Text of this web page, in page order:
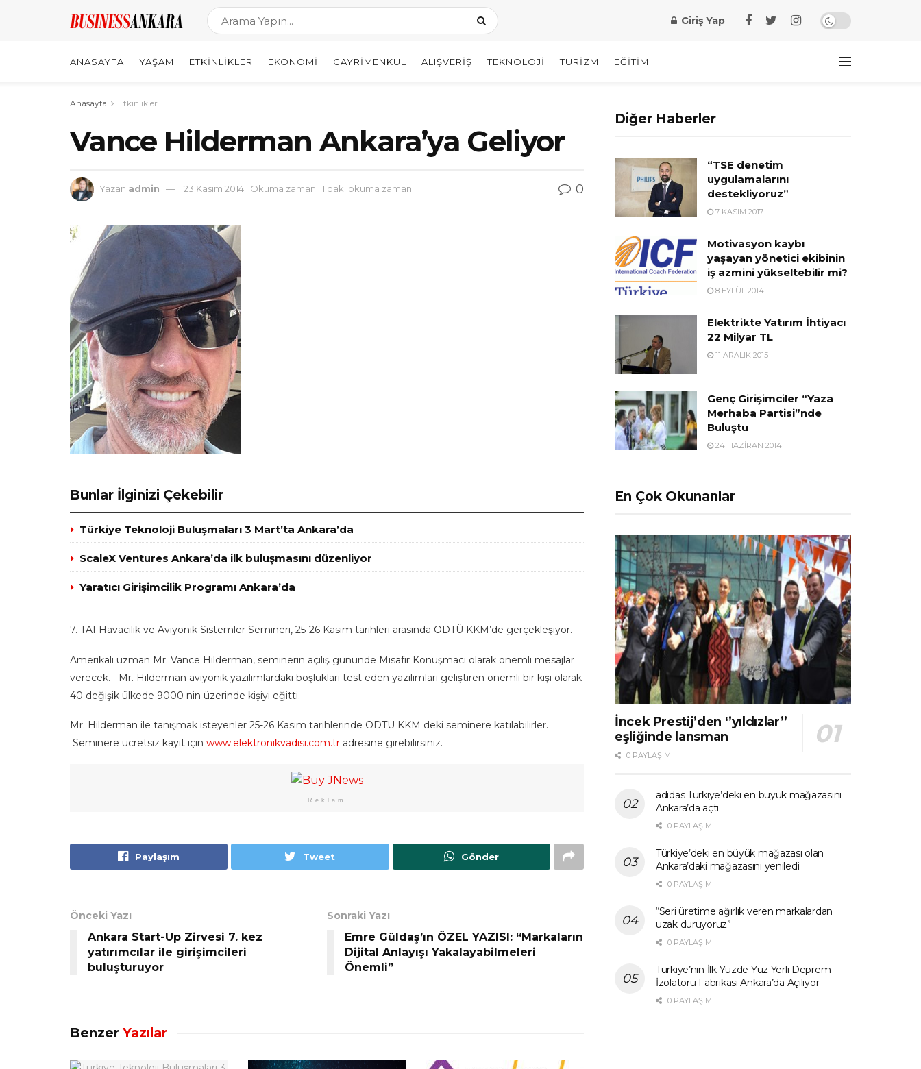
Giriş Yap
ANASAYFA YAŞAM ETKINLIKLER EKONOMI GAYRIMENKUL ALIŞVERIŞ TEKNOLOJI TURIZM EĞITIM
Anasayfa Etkinlikler
Vance Hilderman Ankara’ya Geliyor
Yazan admin 23 Kasım 2014 Okuma zamanı: 1 dak. okuma zamanı 0
Bunlar İlginizi Çekebilir
Türkiye Teknoloji Buluşmaları 3 Mart’ta Ankara’da
ScaleX Ventures Ankara’da ilk buluşmasını düzenliyor
Yaratıcı Girişimcilik Programı Ankara’da
7. TAI Havacılık ve Aviyonik Sistemler Semineri, 25-26 Kasım tarihleri arasında ODTÜ KKM’de gerçekleşiyor.
Amerikalı uzman Mr. Vance Hilderman, seminerin açılış gününde Misafir Konuşmacı olarak önemli mesajlar
verecek. Mr. Hilderman aviyonik yazılımlardaki boşlukları test eden yazılımları geliştiren önemli bir kişi olarak
40 değişik ülkede 9000 nin üzerinde kişiyi eğitti.
Mr. Hilderman ile tanışmak isteyenler 25-26 Kasım tarihlerinde ODTÜ KKM deki seminere katılabilirler.
Seminere ücretsiz kayıt için www.elektronikvadisi.com.tr adresine girebilirsiniz.
Reklam
Paylaşım Tweet Gönder
Önceki Yazı
Ankara Start-Up Zirvesi 7. kez
yatırımcılar ile girişimcileri
buluşturuyor
Sonraki Yazı
Emre Güldaş’ın ÖZEL YAZISI: “Markaların
Dijital Anlayışı Yakalayabilmeleri
Önemli”
Benzer Yazılar
Diğer Haberler
“TSE denetim
uygulamalarını
destekliyoruz”
7 KASIM 2017
Motivasyon kaybı
yaşayan yönetici ekibinin
iş azmini yükseltebilir mi?
8 EYLÜL 2014
Elektrikte Yatırım İhtiyacı
22 Milyar TL
11 ARALIK 2015
Genç Girişimciler “Yaza
Merhaba Partisi”nde
Buluştu
24 HAZIRAN 2014
En Çok Okunanlar
İncek Prestij’den ‘’yıldızlar’’
eşliğinde lansman
0 PAYLAŞIM
adidas Türkiye’deki en büyük mağazasını
Ankara’da açtı
0 PAYLAŞIM
Türkiye’deki en büyük mağazası olan
Ankara’daki mağazasını yeniledi
0 PAYLAŞIM
“Seri üretime ağırlık veren markalardan
uzak duruyoruz”
0 PAYLAŞIM
Türkiye’nin İlk Yüzde Yüz Yerli Deprem
İzolatörü Fabrikası Ankara’da Açılıyor
0 PAYLAŞIM